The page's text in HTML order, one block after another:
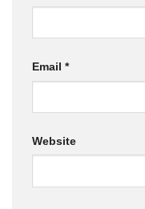
Email *
Website